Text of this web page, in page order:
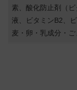
素、酸化防止剤（
液、ビタミンB2、
麦・卵・乳成分・ご